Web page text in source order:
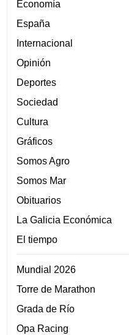
Economía
España
Internacional
Opinión
Deportes
Sociedad
Cultura
Gráficos
Somos Agro
Somos Mar
Obituarios
La Galicia Económica
El tiempo
Mundial 2026
Torre de Marathon
Grada de Río
Opa Racing